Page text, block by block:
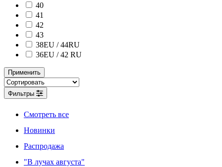
40
41
42
43
38ЕU / 44RU
36EU / 42 RU
Применить
Фильтры
Смотреть все
Новинки
Распродажа
"В лучах августа"